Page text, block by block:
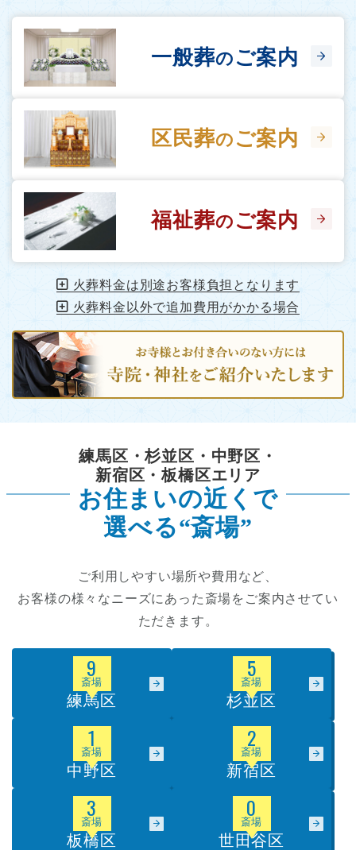
一般葬の ご案内
区民葬の ご案内
福祉葬の ご案内
火葬料金は別途お客様負担となります
火葬料金以外で追加費用がかかる場合
練馬区・杉並区・中野区・
新宿区・板橋区エリア
お住まいの近くで
選べる“斎場”
ご利用しやすい場所や費用など、
お客様の様々なニーズにあった斎場をご案内させてい
ただきます。
9
斎場
練馬区
5
斎場
杉並区
1
斎場
中野区
2
斎場
新宿区
3
斎場
板橋区
0
斎場
世田谷区